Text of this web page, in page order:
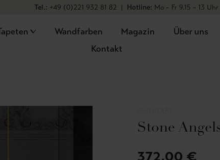
Tel.: +49 (0)221 932 81 82 | Hotline: Mo – Fr 9.15 – 13
Wandfarben Magazin
Über uns
Kontakt
Stone
372,00 €